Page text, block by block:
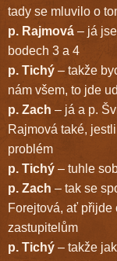
tady se mluvilo o
p. Rajmová – já
bodech 3 a 4
p. Tichý – takže
nám všem, to jde
p. Zach – já a p.
Rajmová také,
problém
p. Tichý – tuhle
p. Zach – tak se
Forejtová, ať přijde
zastupitelům
p. Tichý – takže